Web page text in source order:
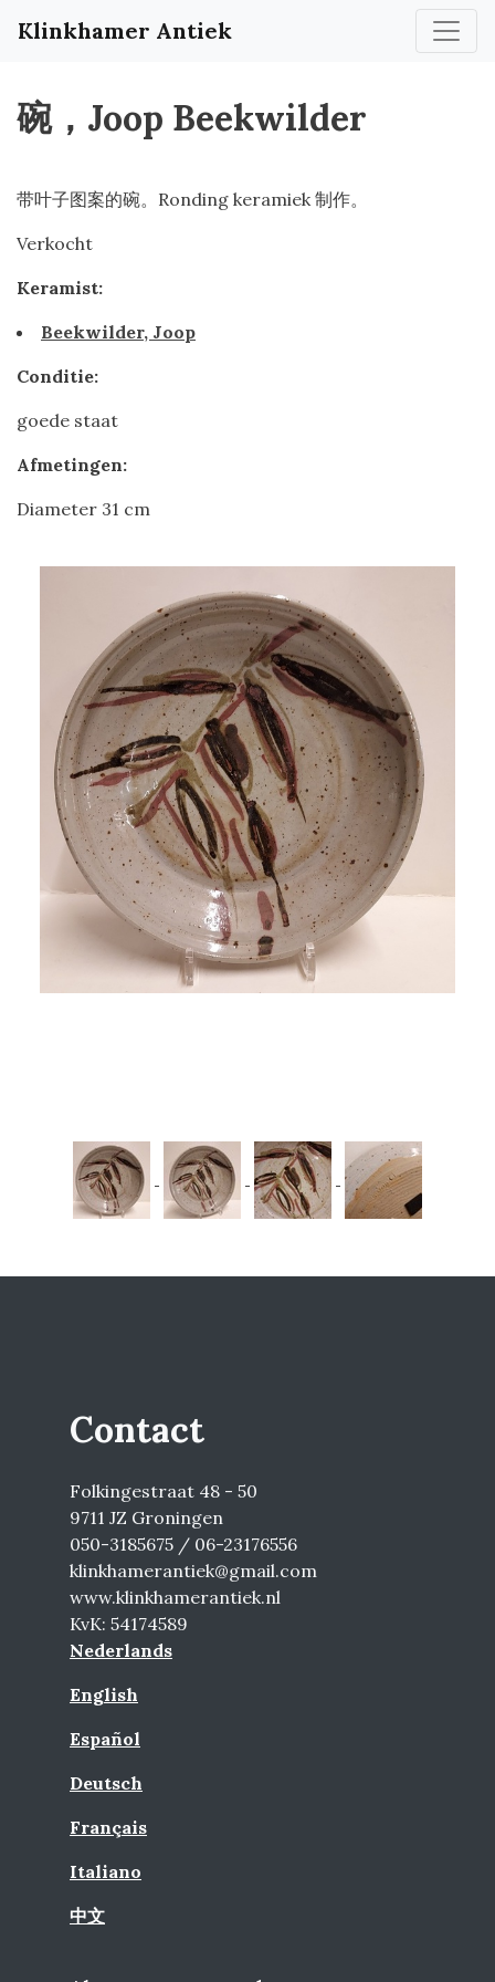
Klinkhamer Antiek
碗，Joop Beekwilder
带叶子图案的碗。Ronding keramiek 制作。
Verkocht
Keramist:
Beekwilder, Joop
Conditie:
goede staat
Afmetingen:
Diameter 31 cm
Contact
Folkingestraat 48 - 50
9711 JZ Groningen
050-3185675 / 06-23176556
klinkhamerantiek@gmail.com
www.klinkhamerantiek.nl
KvK: 54174589
Nederlands
English
Español
Deutsch
Français
Italiano
中文